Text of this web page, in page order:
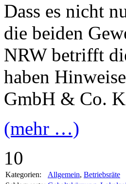
Dass es nicht
die beiden
NRW betrifft
haben
GmbH & Co.
(mehr …)
10
Kategorien: Allgemein, Betriebsräte